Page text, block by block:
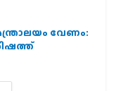
വേണം: